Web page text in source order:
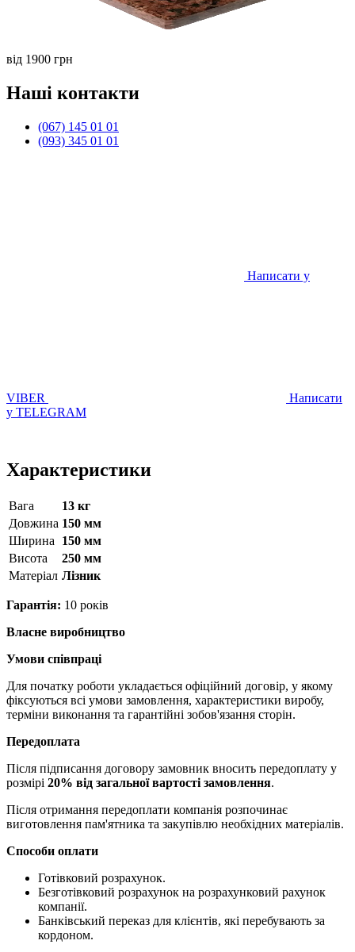
від 1900 грн
Наші контакти
(067) 145 01 01
(093) 345 01 01
Написати у
VIBER
Написати
у TELEGRAM
Характеристики
Вага
13 кг
Довжина 150 мм
Ширина
150 мм
Висота
250 мм
Матерiал Лізник
Гарантія: 10 років
Власне виробництво
Умови співпраці
Для початку роботи укладається офіційний договір, у якому
фіксуються всі умови замовлення, характеристики виробу,
терміни виконання та гарантійні зобов'язання сторін.
Передоплата
Після підписання договору замовник вносить передоплату у
розмірі 20% від загальної вартості замовлення.
Після отримання передоплати компанія розпочинає
виготовлення пам'ятника та закупівлю необхідних матеріалів.
Способи оплати
Готівковий розрахунок.
Безготівковий розрахунок на розрахунковий рахунок
компанії.
Банківський переказ для клієнтів, які перебувають за
кордоном.